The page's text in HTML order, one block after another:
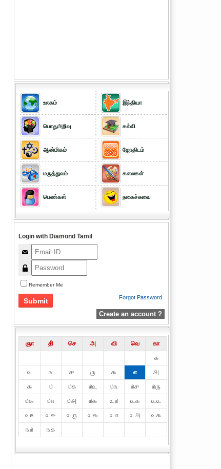
உலகம்
பொதுஅறிவு
ஆன்மிகம்
மருத்துவம்
பெண்கள்
இந்தியா
கல்வி
ஜோதிடம்
கலைகள்
நகைச்சுவை
Login with Diamond Tamil
Remember Me
Forgot Password
Create an account ?
ஞா தி் செ அ வி வெ
கா
௧
௨
௩ ௪ ௫ ௬ ௭
௮
௯
௰ ௰௧ ௰௨ ௰௩ ௰௪
௰௫
௰௬
௰௭ ௰௮ ௰௯ ௨௰ ௨௧
௨௨
௨௩
௨௪ ௨௫ ௨௬ ௨௭ ௨௮
௨௯
௩௰
௩௧